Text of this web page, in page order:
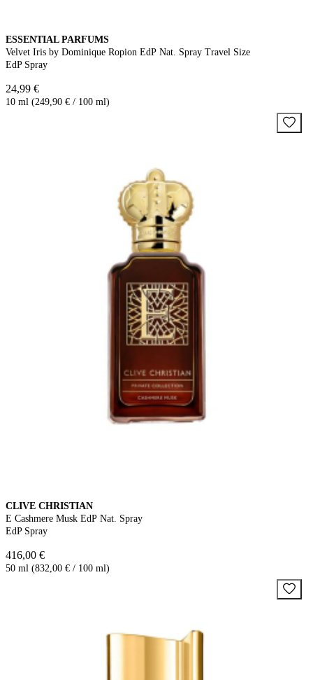
ESSENTIAL PARFUMS
Velvet Iris by Dominique Ropion EdP Nat. Spray Travel Size
EdP Spray
24,99 €
10 ml (249,90 € / 100 ml)
CLIVE CHRISTIAN
E Cashmere Musk EdP Nat. Spray
EdP Spray
416,00 €
50 ml (832,00 € / 100 ml)